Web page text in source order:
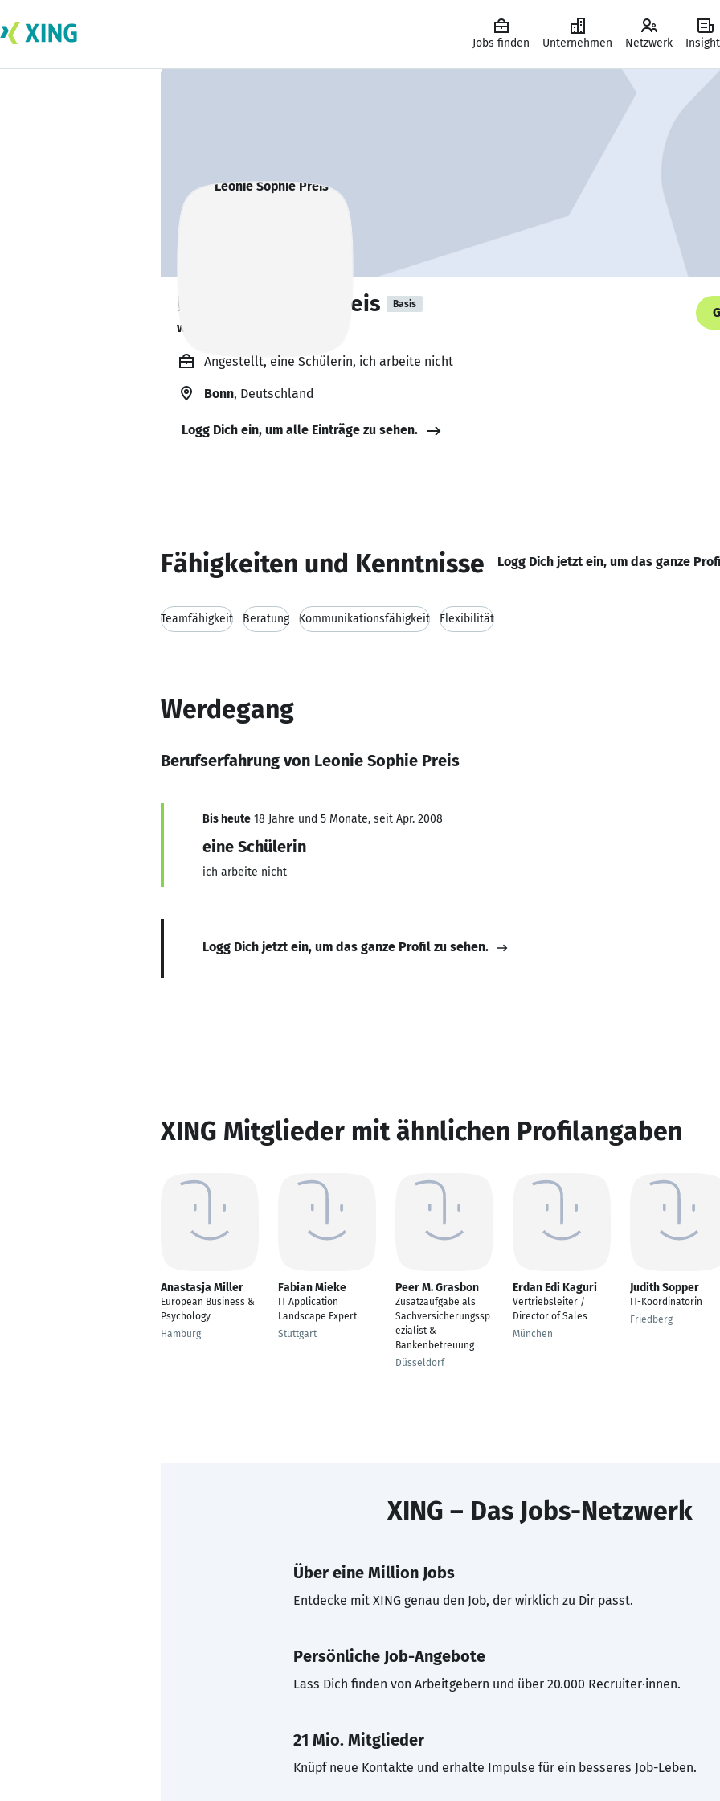
Jobs finden Unternehmen Netzwerk
Leonie Sophie Preis Basis
würde gern helfen. 🛍🦮👶
Angestellt, eine Schülerin, ich arbeite nicht
Bonn, Deutschland
Logg Dich ein, um alle Einträge zu sehen.
Fähigkeiten und Kenntnisse Logg Dich jetzt ein, um das ganze
Teamfähigkeit Beratung Kommunikationsfähigkeit Flexibilität
Werdegang
Berufserfahrung von Leonie Sophie Preis
Bis heute 18 Jahre und 5 Monate, seit Apr. 2008
eine Schülerin
ich arbeite nicht
Logg Dich jetzt ein, um das ganze Profil zu sehen.
XING Mitglieder mit ähnlichen Profilangaben
Anastasja Miller
European Business &
Psychology
Hamburg
Fabian Mieke
IT Application
Landscape Expert
Stuttgart
Peer M. Grasbon
Zusatzaufgabe als
Sachversicherungssp
ezialist &
Bankenbetreuung
Düsseldorf
Erdan Edi Kaguri
Vertriebsleiter /
Director of Sales
München
Judith Sopper
IT-Koordinatorin
Friedberg
XING – Das Jobs-Netzwerk
Über eine Million Jobs
Entdecke mit XING genau den Job, der wirklich zu Dir passt.
Persönliche Job-Angebote
Lass Dich finden von Arbeitgebern und über 20.000 Recruiter·innen.
21 Mio. Mitglieder
Knüpf neue Kontakte und erhalte Impulse für ein besseres Job-Leben.